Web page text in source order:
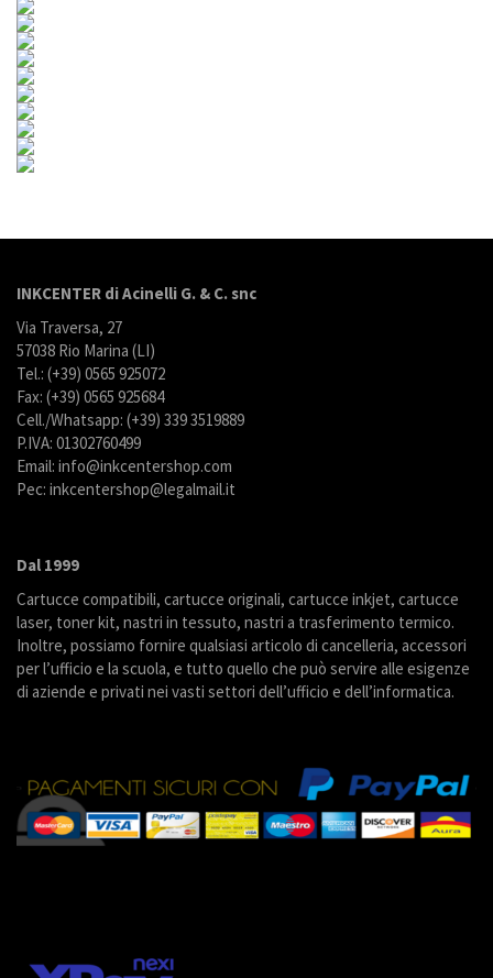
INKCENTER di Acinelli G. & C. snc
Via Traversa, 27
57038 Rio Marina (LI)
Tel.: (+39) 0565 925072
Fax: (+39) 0565 925684
Cell./Whatsapp: (+39) 339 3519889
P.IVA: 01302760499
Email: info@inkcentershop.com
Pec: inkcentershop@legalmail.it
Dal 1999
Cartucce compatibili, cartucce originali, cartucce inkjet, cartucce
laser, toner kit, nastri in tessuto, nastri a trasferimento termico.
Inoltre, possiamo fornire qualsiasi articolo di cancelleria, accessori
per l’ufficio e la scuola, e tutto quello che può servire alle esigenze
di aziende e privati nei vasti settori dell’ufficio e dell’informatica.